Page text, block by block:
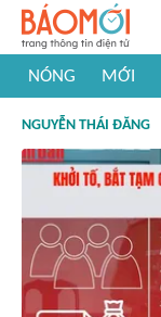
NÓNG MỚI
#Khám phá thế giới
NGUYỄN THÁI ĐĂNG